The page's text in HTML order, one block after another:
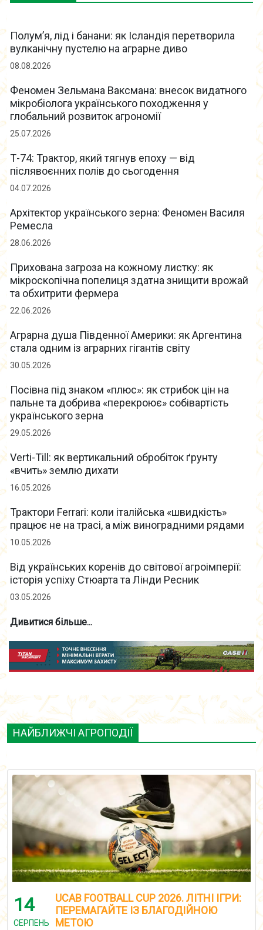
Полум’я, лід і банани: як Ісландія перетворила
вулканічну пустелю на аграрне диво
08.08.2026
Феномен Зельмана Ваксмана: внесок видатного
мікробіолога українського походження у
глобальний розвиток агрономії
25.07.2026
Т-74: Трактор, який тягнув епоху — від
післявоєнних полів до сьогодення
04.07.2026
Архітектор українського зерна: Феномен Василя
Ремесла
28.06.2026
Прихована загроза на кожному листку: як
мікроскопічна попелиця здатна знищити врожай
та обхитрити фермера
22.06.2026
Аграрна душа Південної Америки: як Аргентина
стала одним із аграрних гігантів світу
30.05.2026
Посівна під знаком «плюс»: як стрибок цін на
пальне та добрива «перекроює» собівартість
українського зерна
29.05.2026
Verti-Till: як вертикальний обробіток ґрунту
«вчить» землю дихати
16.05.2026
Трактори Ferrari: коли італійська «швидкість»
працює не на трасі, а між виноградними рядами
10.05.2026
Від українських коренів до світової агроімперії:
історія успіху Стюарта та Лінди Ресник
03.05.2026
Дивитися більше...
НАЙБЛИЖЧІ АГРОПОДІЇ
14
СЕРПЕНЬ
UCAB FOOTBALL CUP 2026. ЛІТНІ ІГРИ:
ПЕРЕМАГАЙТЕ ІЗ БЛАГОДІЙНОЮ
МЕТОЮ